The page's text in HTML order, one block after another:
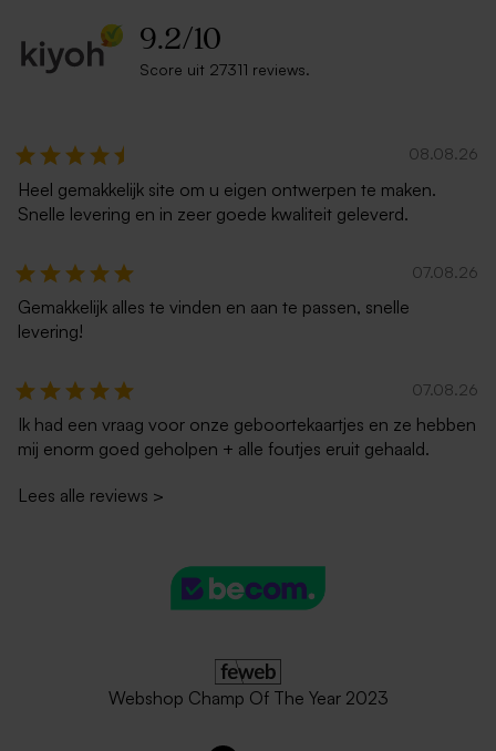
Jollein met naam
geborduurd
9.2/10
Score uit 27311 reviews.
08.08.26
Heel gemakkelijk site om u eigen ontwerpen te maken.
Snelle levering en in zeer goede kwaliteit geleverd.
07.08.26
Gemakkelijk alles te vinden en aan te passen, snelle
levering!
07.08.26
Ik had een vraag voor onze geboortekaartjes en ze hebben
mij enorm goed geholpen + alle foutjes eruit gehaald.
Lees alle reviews >
Webshop Champ Of The Year 2023